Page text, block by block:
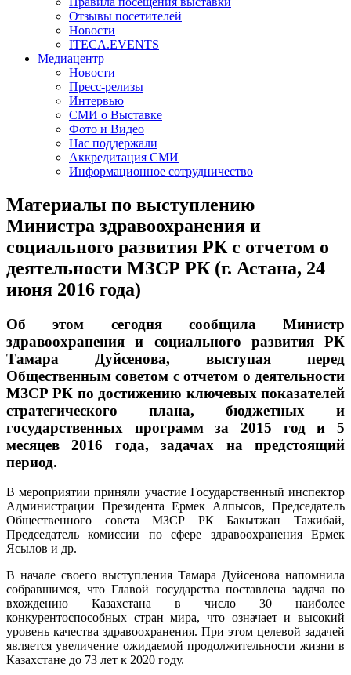
Отзывы посетителей
Новости
ITECA.EVENTS
Медиацентр
Новости
Пресс-релизы
Интервью
СМИ о Выставке
Фото и Видео
Нас поддержали
Аккредитация СМИ
Информационное сотрудничество
Материалы по выступлению
Министра здравоохранения и
социального развития РК с отчетом о
деятельности МЗСР РК (г. Астана, 24
июня 2016 года)
Об этом сегодня сообщила Министр
здравоохранения и социального развития РК
Тамара Дуйсенова, выступая перед
Общественным советом с отчетом о деятельности
МЗСР РК по достижению ключевых показателей
стратегического плана, бюджетных и
государственных программ за 2015 год и 5
месяцев 2016 года, задачах на предстоящий
период.
В мероприятии приняли участие Государственный инспектор
Администрации Президента Ермек Алпысов, Председатель
Общественного совета МЗСР РК Бакытжан Тажибай,
Председатель комиссии по сфере здравоохранения Ермек
Ясылов и др.
В начале своего выступления Тамара Дуйсенова напомнила
собравшимся, что Главой государства поставлена задача по
вхождению Казахстана в число 30 наиболее
конкурентоспособных стран мира, что означает и высокий
уровень качества здравоохранения. При этом целевой задачей
является увеличение ожидаемой продолжительности жизни в
Казахстане до 73 лет к 2020 году.